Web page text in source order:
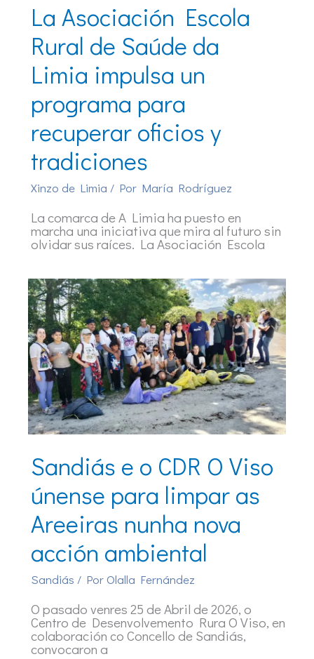
La Asociación Escola
Rural de Saúde da
Limia impulsa un
programa para
recuperar oficios y
tradiciones
Xinzo de Limia / Por María Rodríguez
La comarca de A Limia ha puesto en
marcha una iniciativa que mira al futuro sin
olvidar sus raíces. La Asociación Escola
Sandiás e o CDR O Viso
únense para limpar as
Areeiras nunha nova
acción ambiental
Sandiás / PorOlalla Fernández
O pasado venres 25 de Abril de 2026, o
Centro de Desenvolvemento Rura O Viso, en
colaboración co Concello de Sandiás,
convocaron a